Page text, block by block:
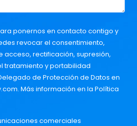
ponernos en contacto contigo y
revocar el consentimiento,
acceso, rectificación, supresión,
tratamiento y portabilidad
de Protección de Datos en
. Más información en la Política
comerciales